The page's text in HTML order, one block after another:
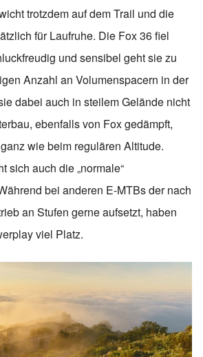
trotzdem auf dem Trail und die
für Laufruhe. Die Fox 36 fiel
und sensibel geht sie zu
Anzahl an Volumenspacern in der
dabei auch in steilem Gelände nicht
ebenfalls von Fox gedämpft,
wie beim regulären Altitude.
sich auch die „normale“
bei anderen E-MTBs der nach
an Stufen gerne aufsetzt, haben
viel Platz.